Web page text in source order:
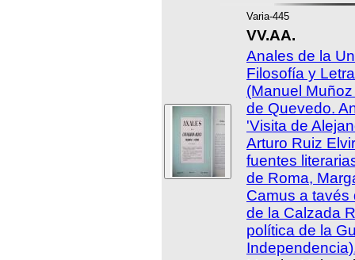
Varia-445
VV.AA.
Anales de la
Filosofía y
(Manuel
de Quevedo.
'Visita de
Arturo Ruiz
fuentes
de Roma,
Camus a tavés
de la Calzada
política de la